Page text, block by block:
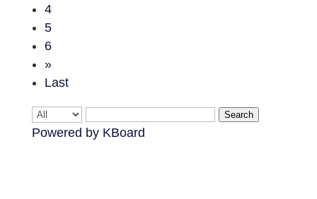
4
5
6
»
Last
Search
Powered by KBoard